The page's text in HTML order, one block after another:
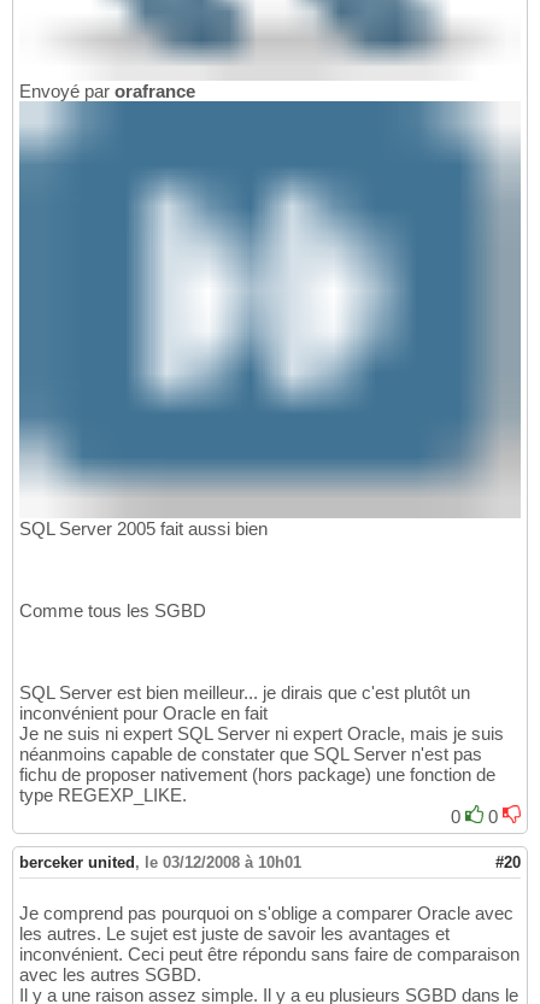
Envoyé par orafrance
SQL Server 2005 fait aussi bien
Comme tous les SGBD
SQL Server est bien meilleur... je dirais que c'est plutôt un
inconvénient pour Oracle en fait
Je ne suis ni expert SQL Server ni expert Oracle, mais je suis
néanmoins capable de constater que SQL Server n'est pas
fichu de proposer nativement (hors package) une fonction de
type REGEXP_LIKE.
0
0
berceker united , le 03/12/2008 à 10h01 #20
Je comprend pas pourquoi on s'oblige a comparer Oracle avec
les autres. Le sujet est juste de savoir les avantages et
inconvénient. Ceci peut être répondu sans faire de comparaison
avec les autres SGBD.
Il y a une raison assez simple. Il y a eu plusieurs SGBD dans le